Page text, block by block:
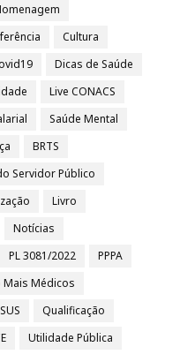
Cultura
Dicas de Saúde
Live CONACS
Saúde Mental
BRTS
Servidor Público
Livro
Notícias
PL 3081/2022
PPPA
Mais Médicos
Qualificação
Utilidade Pública